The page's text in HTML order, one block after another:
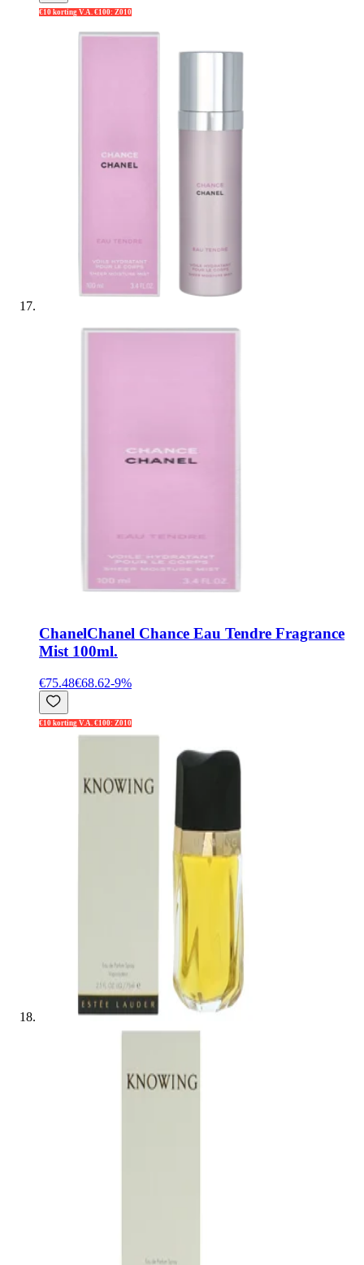
€10 korting V.A. €100: Z010
ChanelChanel Chance Eau Tendre Fragrance
Mist 100ml.
€75.48€68.62-9%
€10 korting V.A. €100: Z010